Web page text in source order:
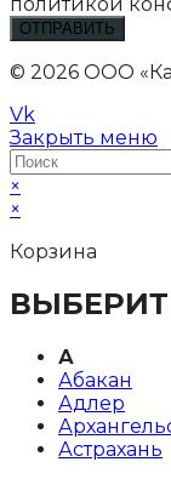
ОТПРАВИТЬ
© 2026 ООО
Vk
Закрыть меню
×
×
Корзина
А
Абакан
Адлер
Астрахань